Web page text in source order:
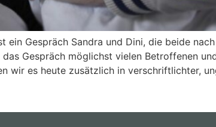
Gespräch Sandra und Dini, die beide
Gespräch möglichst vielen Betroffenen
wir es heute zusätzlich in verschriftlichter,